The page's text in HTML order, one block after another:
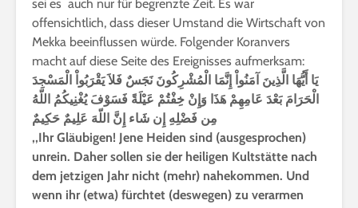
sei es auch nur für begrenzte Zeit. Es war
offensichtlich, dass dieser Umstand die Wirtschaft von
Mekka beeinflussen würde. Folgender Koranvers
macht auf diese Seite des Ereignisses aufmerksam:
يَا أَيُّهَا الَّذِينَ آمَنُواْ إِنَّمَا الْمُشْرِكُونَ نَجَسٌ فَلاَ يَقْرَبُواْ الْمَسْجِدَ
الْحَرَامَ بَعْدَ عَامِهِمْ هَذَا وَإِنْ خِفْتُمْ عَيْلَةً فَسَوْفَ يُغْنِيكُمُ اللّهُ
مِن فَضْلِهِ إِن شَاء إِنَّ اللّهَ عَلِيمٌ حَكِيمٌ
,,Ihr Gläubigen! Jene Heiden sind (ausgesprochen)
unrein. Daher sollen sie der heiligen Kultstätte nach
dem jetzigen Jahr nicht (mehr) nahekommen. Und
wenn ihr (etwa) fürchtet (deswegen) zu verarmen